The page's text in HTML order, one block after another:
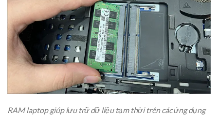
RAM laptop giúp lưu trữ dữ liệu tạm thời trên các ứng dụng